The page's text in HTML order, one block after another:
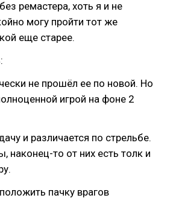
ремастера, хоть я и не
могу пройти тот же
еще старее.
не прошёл ее по новой. Но
игрой на фоне 2
и различается по стрельбе.
наконец-то от них есть толк и
пачку врагов